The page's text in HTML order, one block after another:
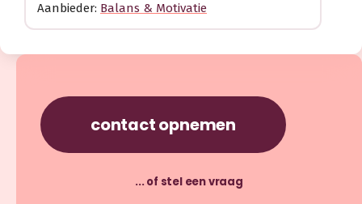
Aanbieder: Balans & Motivatie
contact opnemen
... of stel een vraag